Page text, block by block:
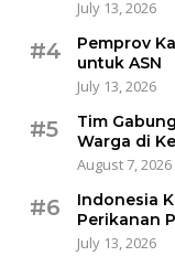
July 13, 2026
#4
Pemprov
untuk ASN
July 13, 2026
#5
Tim
Warga di
August 7, 2026
#6
Indonesia
Perikanan
July 13, 2026